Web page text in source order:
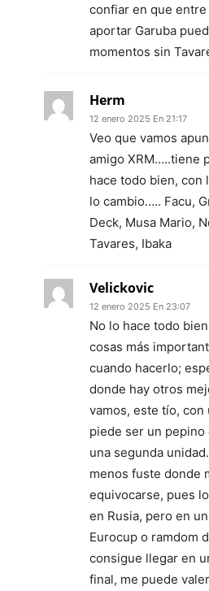
confiar en que
aportar Garuba
momentos sin
Herm
12 enero 2025 En 21:17
Veo que vamos
amigo XRM…..tiene
hace todo bien, con
lo cambio….. Facu,
Deck, Musa Mario,
Tavares, Ibaka
Velickovic
12 enero 2025 En 23:07
No lo hace todo
cosas más
cuando hacerlo;
donde hay otros
vamos, este tío,
piede ser un
una segunda
menos fuste donde
equivocarse, pues
en Rusia, pero en
Eurocup o ramdom
consigue llegar en
final, me puede